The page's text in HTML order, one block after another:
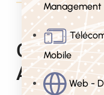
Management
Mobile
Web -
Objectifs
Access